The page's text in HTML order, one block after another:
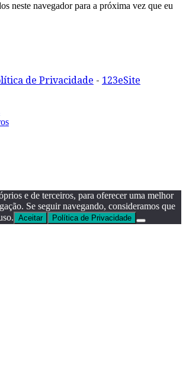
neste navegador para a próxima vez que eu
de Privacidade - 123eSite
e de terceiros, para oferecer uma melhor
Se seguir navegando, consideramos que
Aceitar Política de Privacidade